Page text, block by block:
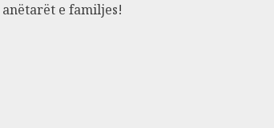
e familjes!